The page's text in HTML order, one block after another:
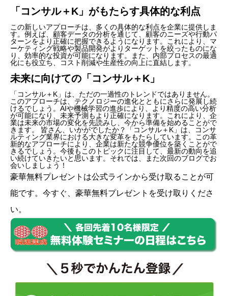
「コンサル＋K」がもたらす具体的な利点
この新しいアプローチは、多くの具体的な利点を企業に提供しま
す。例えば、顧客データの分析を通じて、顧客のニーズや行動パ
ターンをより正確に把握できるようになります。これにより、マ
ーケティング戦略や製品開発がよりターゲットを絞ったものにな
り、効率的な投資が可能になります。また、内部プロセスの最適
化にも役立ち、コスト削減や生産性の向上に直結します。
未来に向けての「コンサル＋K」
「コンサル＋K」は、ただの一過性のトレンドではありません。
このアプローチは、テクノロジーの進化とともにさらに発展し続
けるでしょう。AIや機械学習の進歩により、より精度の高い分析
が可能になり、未来予測もより正確になります。これにより、企
業は未来の市場の変化を先読みし、今から準備を始めることがで
きます。 皆さん、いかがでしたか？「コンサル＋K」は、コンサ
ルティング業界における大きな変革をもたらしています。この革
新的なアプローチにより、企業は新たな競争優位を築くことがで
きるでしょう。今後もこのトピックに注目して、最新の動向を追
い続けていきたいと思います。それでは、また次回のブログでお
会いしましょう！
豪華無料プレゼントは公式ラインから受け取ることが可
能です。今すぐ、豪華無料プレゼントを受け取りくださ
い。